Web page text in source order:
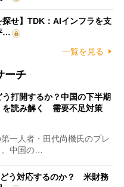
探せ】TDK：AIインフラを支
…
一覧を見る
ーチ
打開するか？中国の下半期
を読み解く 需要不足対策
一人者・田代尚機氏のプレ
中国の…
う対応するのか？ 米財務